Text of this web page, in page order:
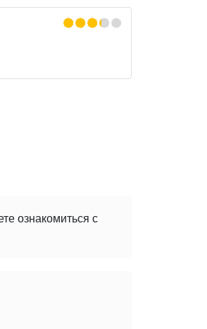
ознакомиться с